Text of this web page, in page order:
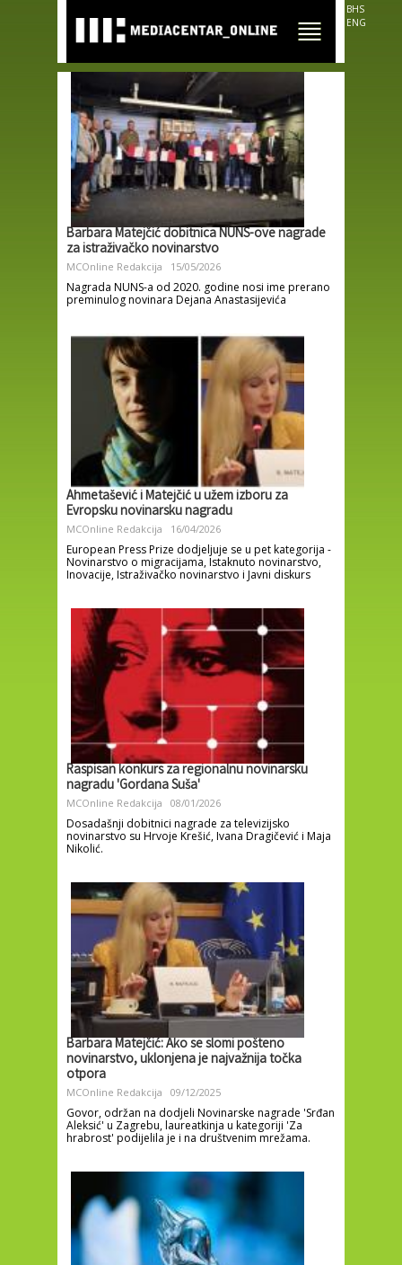
main
content
BHS
ENG
Barbara Matejčić dobitnica NUNS-ove nagrade
za istraživačko novinarstvo
MCOnline Redakcija 15/05/2026
Nagrada NUNS-a od 2020. godine nosi ime prerano
preminulog novinara Dejana Anastasijevića
Ahmetašević i Matejčić u užem izboru za
Evropsku novinarsku nagradu
MCOnline Redakcija 16/04/2026
European Press Prize dodjeljuje se u pet kategorija -
Novinarstvo o migracijama, Istaknuto novinarstvo,
Inovacije, Istraživačko novinarstvo i Javni diskurs
Raspisan konkurs za regionalnu novinarsku
nagradu 'Gordana Suša'
MCOnline Redakcija 08/01/2026
Dosadašnji dobitnici nagrade za televizijsko
novinarstvo su Hrvoje Krešić, Ivana Dragičević i Maja
Nikolić.
Barbara Matejčić: Ako se slomi pošteno
novinarstvo, uklonjena je najvažnija točka
otpora
MCOnline Redakcija 09/12/2025
Govor, održan na dodjeli Novinarske nagrade 'Srđan
Aleksić' u Zagrebu, laureatkinja u kategoriji 'Za
hrabrost' podijelila je i na društvenim mrežama.